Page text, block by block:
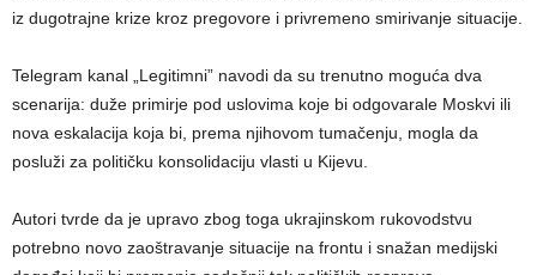
iz dugotrajne krize kroz pregovore i privremeno smirivanje situacije.
Telegram kanal „Legitimni” navodi da su trenutno moguća dva
scenarija: duže primirje pod uslovima koje bi odgovarale Moskvi ili
nova eskalacija koja bi, prema njihovom tumačenju, mogla da
posluži za političku konsolidaciju vlasti u Kijevu.
Autori tvrde da je upravo zbog toga ukrajinskom rukovodstvu
potrebno novo zaoštravanje situacije na frontu i snažan medijski